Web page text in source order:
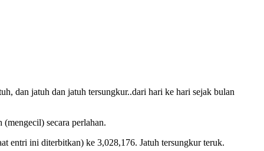
dan jatuh dan jatuh tersungkur..dari hari ke hari sejak bulan
secara perlahan.
entri ini diterbitkan) ke 3,028,176. Jatuh tersungkur teruk.